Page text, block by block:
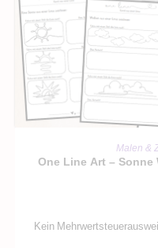
IN
Malen &
One Line Art – Sonne
Kein